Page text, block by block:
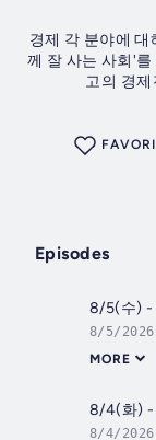
경제 각 분야에
께 잘 사는 사회'
고의 경
Episodes
8/5/2026
MORE
8/4/2026